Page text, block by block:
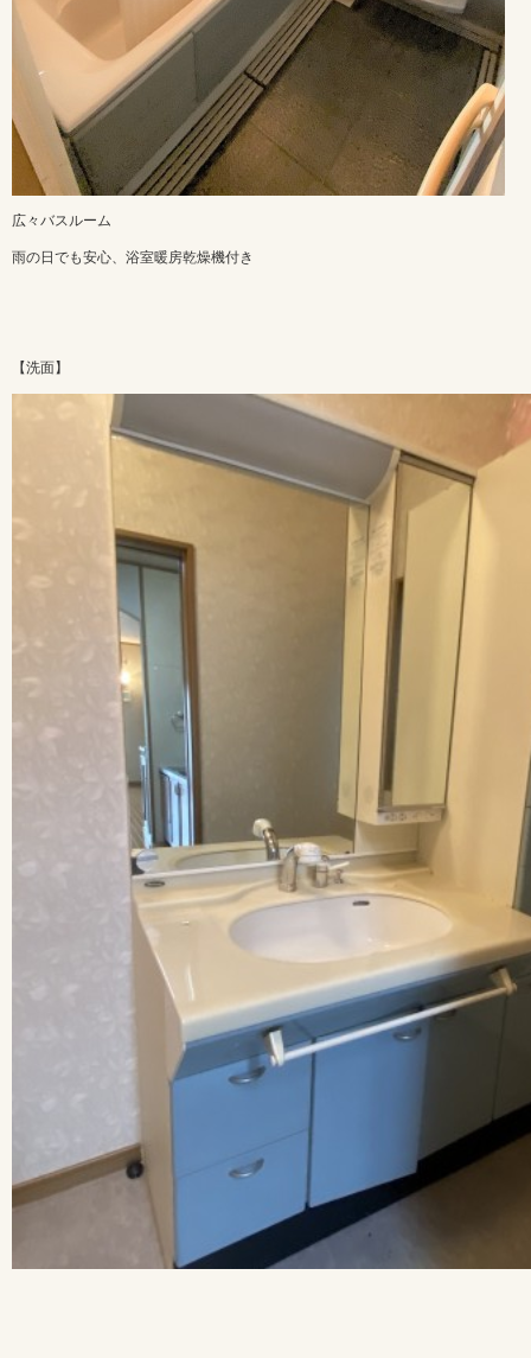
広々バスルーム
雨の日でも安心、浴室暖房乾燥機付き
【洗面】